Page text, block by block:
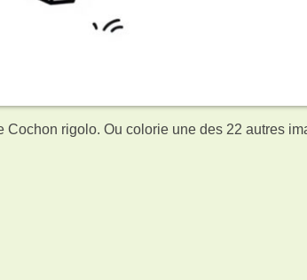
rigolo. Ou colorie une des 22 autres